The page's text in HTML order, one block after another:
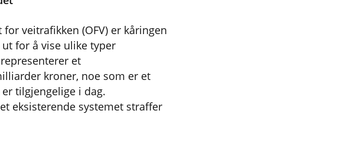
veitrafikken (OFV) er kåringen
for å vise ulike typer
et
kroner, noe som er et
tilgjengelige i dag.
eksisterende systemet straffer